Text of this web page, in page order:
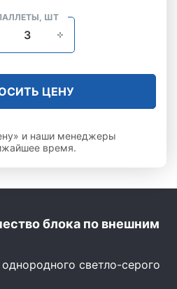
ШТ
ЦЕНУ
и наши менеджеры
время.
блока по внешним
светло-серого